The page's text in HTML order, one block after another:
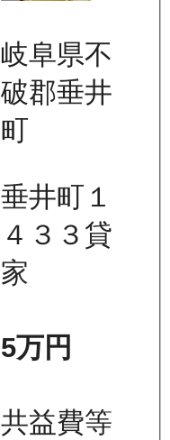
岐阜県不
破郡垂井
町
垂井町１
４３３貸
家
5万円
共益費等